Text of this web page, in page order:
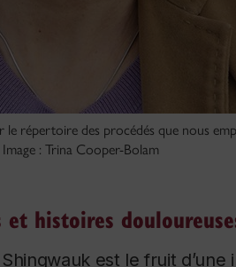
le répertoire des procédés que nous
: Trina Cooper-Bolam
histoires
est le fruit d’une